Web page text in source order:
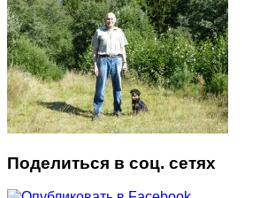
Поделиться в соц. сетях